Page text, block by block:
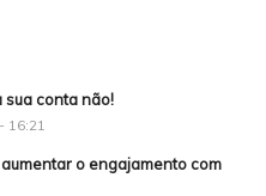
conta não!
16:21
o engajamento com